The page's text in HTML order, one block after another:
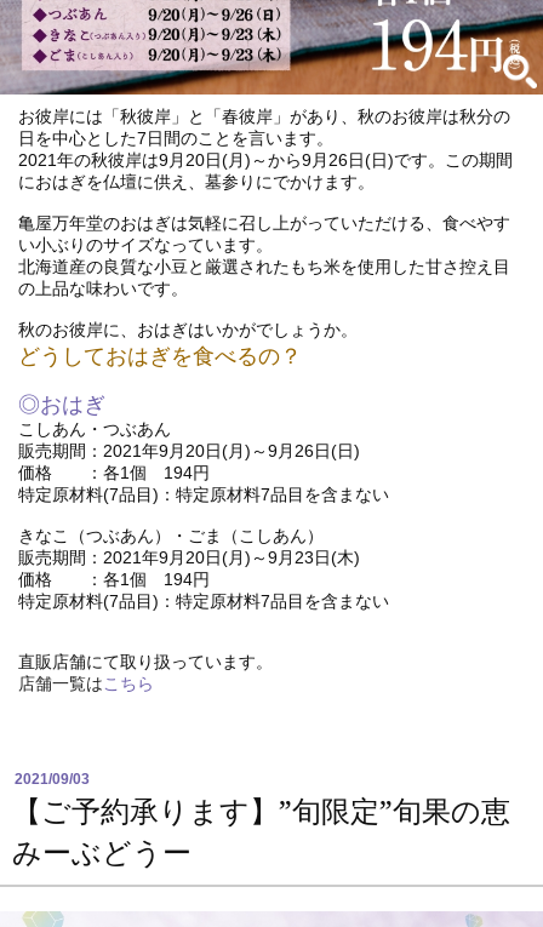
お彼岸には「秋彼岸」と「春彼岸」があり、秋のお彼岸は秋分の
日を中心とした7日間のことを言います。
2021年の秋彼岸は9月20日(月)～から9月26日(日)です。この期間
におはぎを仏壇に供え、墓参りにでかけます。
亀屋万年堂のおはぎは気軽に召し上がっていただける、食べやす
い小ぶりのサイズなっています。
北海道産の良質な小豆と厳選されたもち米を使用した甘さ控え目
の上品な味わいです。
秋のお彼岸に、おはぎはいかがでしょうか。
どうしておはぎを食べるの？
◎おはぎ
こしあん・つぶあん
販売期間：2021年9月20日(月)～9月26日(日)
価格 ：各1個 194円
特定原材料(7品目)：特定原材料7品目を含まない
きなこ（つぶあん）・ごま（こしあん）
販売期間：2021年9月20日(月)～9月23日(木)
価格 ：各1個 194円
特定原材料(7品目)：特定原材料7品目を含まない
直販店舗にて取り扱っています。
店舗一覧はこちら
2021/09/03
【ご予約承ります】”旬限定”旬果の恵
みーぶどうー